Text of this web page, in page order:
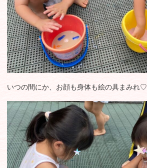
いつの間にか、お顔も身体も絵の具まみれ♡